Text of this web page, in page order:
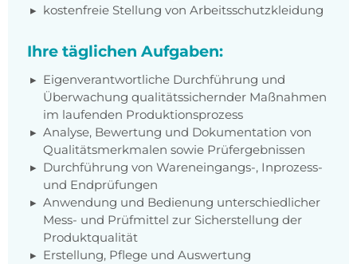
kostenfreie Stellung von Arbeitsschutzkleidung
Ihre täglichen Aufgaben:
Eigenverantwortliche Durchführung und
Überwachung qualitätssichernder Maßnahmen
im laufenden Produktionsprozess
Analyse, Bewertung und Dokumentation von
Qualitätsmerkmalen sowie Prüfergebnissen
Durchführung von Wareneingangs-, Inprozess-
und Endprüfungen
Anwendung und Bedienung unterschiedlicher
Mess- und Prüfmittel zur Sicherstellung der
Produktqualität
Erstellung, Pflege und Auswertung